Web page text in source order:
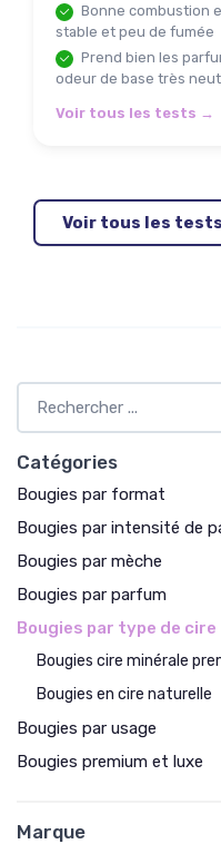
Bonne combustion
stable et peu de fumée
Prend bien les
odeur de base très
Voir tous les tests →
Voir tous les
Catégories
Bougies par format
Bougies par intensité de
Bougies par mèche
Bougies par parfum
Bougies par type de cire
Bougies cire minérale
Bougies en cire naturelle
Bougies par usage
Bougies premium et luxe
Marque